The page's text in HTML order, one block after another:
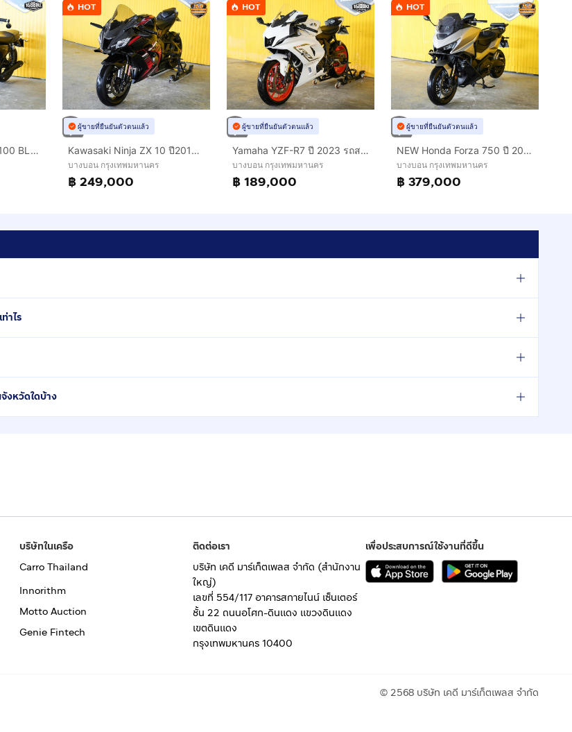
Triumph Bonneville T100 BLACK ปี 2018 ฟรีดาวน์ ออกรถใช้เงิน 0 บาท
HOT
ผู้ขายที่ยืนยันตัวตนแล้ว
Kawasaki Ninja ZX 10 ปี2016 ฟรีดาวน์ ออกรถใช้เงิน 0 บาท
บางบอน กรุงเทพมหานคร
฿ 249,000
HOT
ผู้ขายที่ยืนยันตัวตนแล้ว
Yamaha YZF-R7 ปี 2023 รถสวยกริ๊บ ฟรีดาวน์ ออกรถใช้เงิน 0 บาท
บางบอน กรุงเทพมหานคร
฿ 189,000
HOT
ผู้ขายที่ยืนยันตัวตนแล้ว
NEW Honda Forza 750 ปี 2025 ดาวห์เริ่มต้นที่ 9,000 บ.
บางบอน กรุงเทพมหานคร
฿ 379,000
าไร
งหวัดใดบ้าง
บริษัทในเครือ
Carro Thailand
Innorithm
Motto Auction
Genie Fintech
ติดต่อเรา
บริษัท เคดี มาร์เก็ตเพลส จำกัด (สำนักงาน
ใหญ่)
เลขที่ 554/117 อาคารสกายไนน์ เซ็นเตอร์
ชั้น 22 ถนนอโศก-ดินแดง แขวงดินแดง
เขตดินแดง
กรุงเทพมหานคร 10400
เพื่อประสบการณ์ใช้งานที่ดีขึ้น
© 2568 บริษัท เคดี มาร์เก็ตเพลส จำกัด